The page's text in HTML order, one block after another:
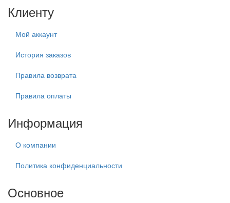
Клиенту
Мой аккаунт
История заказов
Правила возврата
Правила оплаты
Информация
О компании
Политика конфиденциальности
Основное